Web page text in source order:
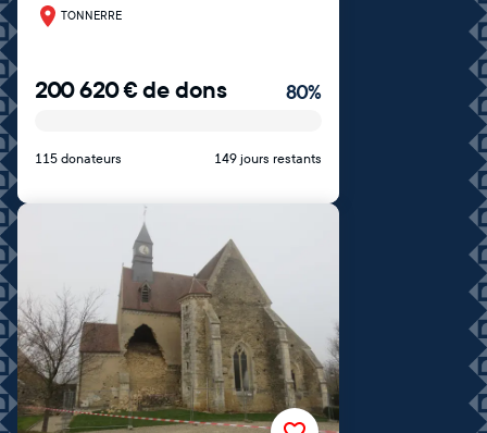
TONNERRE
200 620€de dons 80%
115 donateurs 149 jours restants